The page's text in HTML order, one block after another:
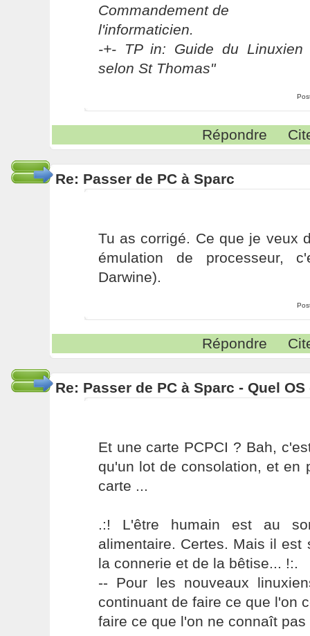
Commandement de
l'informaticien.
-+- TP in: Guide du Linuxien
selon St Thomas"
Répondre
Re: Passer de PC à Sparc
Tu as corrigé. Ce que je veux
émulation de processeur,
Darwine).
Répondre
Re: Passer de PC à Sparc - Quel
Et une carte PCPCI ? Bah,
qu'un lot de consolation, et en
carte ...
.:! L'être humain est au
alimentaire. Certes. Mais il est
la connerie et de la bêtise... !:.
-- Pour les nouveaux
continuant de faire ce que l'on
faire ce que l'on ne connaît pas